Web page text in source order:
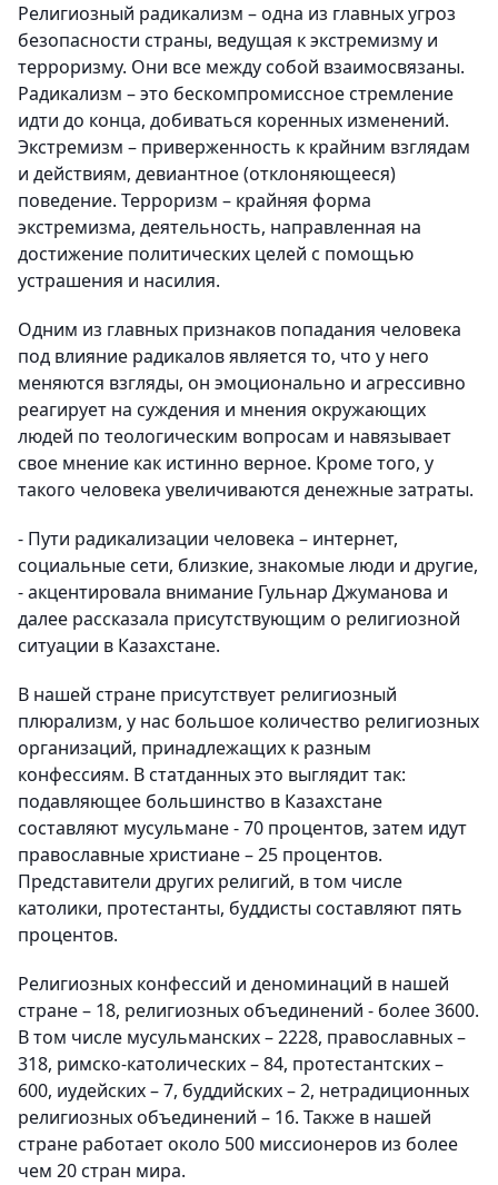
Религиозный радикализм – одна из главных угроз
безопасности страны, ведущая к экстремизму и
терроризму. Они все между собой взаимосвязаны.
Радикализм – это бескомпромиссное стремление
идти до конца, добиваться коренных изменений.
Экстремизм – приверженность к крайним взглядам
и действиям, девиантное (отклоняющееся)
поведение. Терроризм – крайняя форма
экстремизма, деятельность, направленная на
достижение политических целей с помощью
устрашения и насилия.
Одним из главных признаков попадания человека
под влияние радикалов является то, что у него
меняются взгляды, он эмоционально и агрессивно
реагирует на суждения и мнения окружающих
людей по теологическим вопросам и навязывает
свое мнение как истинно верное. Кроме того, у
такого человека увеличиваются денежные затраты.
- Пути радикализации человека – интернет,
социальные сети, близкие, знакомые люди и другие,
- акцентировала внимание Гульнар Джуманова и
далее рассказала присутствующим о религиозной
ситуации в Казахстане.
В нашей стране присутствует религиозный
плюрализм, у нас большое количество религиозных
организаций, принадлежащих к разным
конфессиям. В статданных это выглядит так:
подавляющее большинство в Казахстане
составляют мусульмане - 70 процентов, затем идут
православные христиане – 25 процентов.
Представители других религий, в том числе
католики, протестанты, буддисты составляют пять
процентов.
Религиозных конфессий и деноминаций в нашей
стране – 18, религиозных объединений - более 3600.
В том числе мусульманских – 2228, православных –
318, римско-католических – 84, протестантских –
600, иудейских – 7, буддийских – 2, нетрадиционных
религиозных объединений – 16. Также в нашей
стране работает около 500 миссионеров из более
чем 20 стран мира.